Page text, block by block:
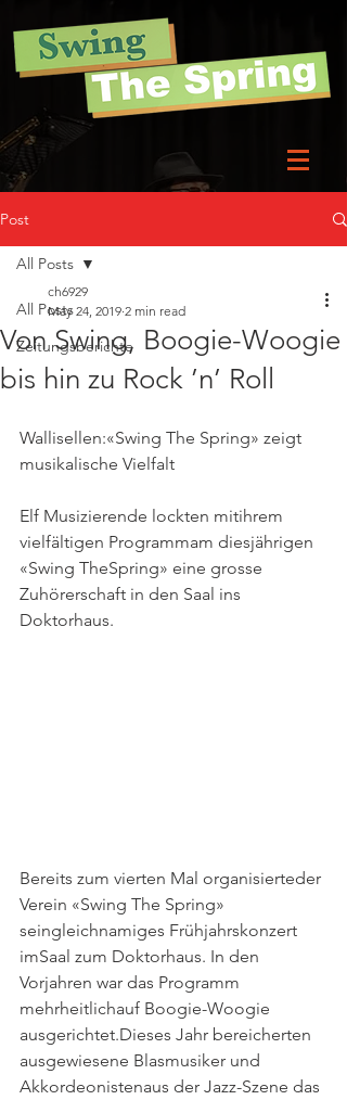
Post
All Posts
Zeitungsberichte
All Posts
Von Swing, Boogie-Woogie
bis hin zu Rock ’n’ Roll
ch6929
May 24, 2019 2 min read
Wallisellen:«Swing The Spring» zeigt
musikalische Vielfalt
Elf Musizierende lockten mitihrem
vielfältigen Programmam diesjährigen
«Swing TheSpring» eine grosse
Zuhörerschaft in den Saal ins
Doktorhaus.
Bereits zum vierten Mal organisierteder
Verein «Swing The Spring»
seingleichnamiges Frühjahrskonzert
imSaal zum Doktorhaus. In den
Vorjahren war das Programm
mehrheitlichauf Boogie-Woogie
ausgerichtet.Dieses Jahr bereicherten
ausgewiesene Blasmusiker und
Akkordeonistenaus der Jazz-Szene das